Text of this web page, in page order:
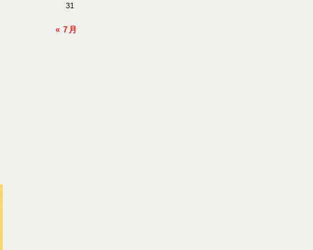
31
« 7月